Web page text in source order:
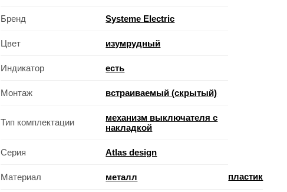
Бренд Systeme Electric
Цвет изумрудный
Индикатор есть
Монтаж встраиваемый (скрытый)
Тип комплектации
механизм выключателя с
накладкой
Серия Atlas design
Материал металл пластик